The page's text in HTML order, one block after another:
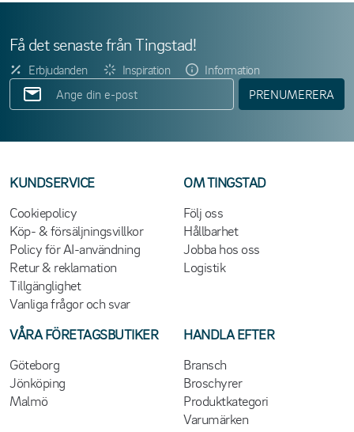
Få det senaste från Tingstad!
Erbjudanden Inspiration
Information
PRENUMERERA
KUNDSERVICE
Cookiepolicy
Köp- & försäljningsvillkor
Policy för AI-användning
Retur & reklamation
Tillgänglighet
Vanliga frågor och svar
OM TINGSTAD
Följ oss
Hållbarhet
Jobba hos oss
Logistik
VÅRA FÖRETAGSBUTIKER
Göteborg
Jönköping
Malmö
HANDLA EFTER
Bransch
Broschyrer
Produktkategori
Varumärken